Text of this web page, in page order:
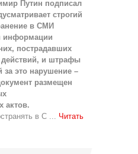
Путин подписал
строгий
в СМИ
информации
пострадавших
и штрафы
это нарушение –
размещен
актов.
в С ... Читать